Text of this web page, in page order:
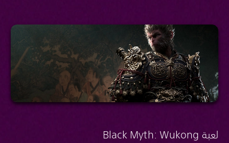
لعبة Black Myth: Wukong